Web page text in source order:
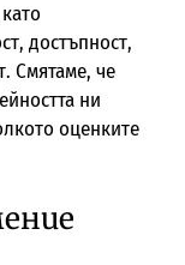
достъпност,
Смятаме, че
ни
оценките